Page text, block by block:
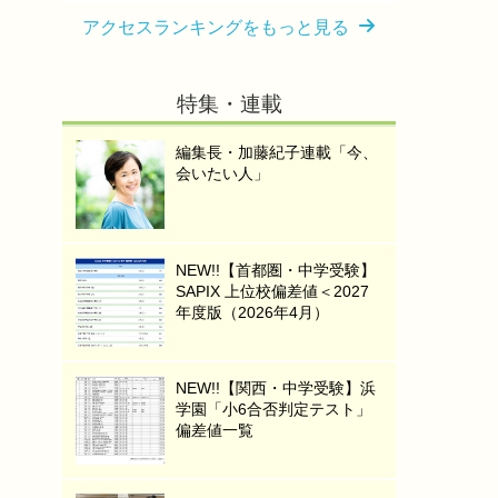
アクセスランキングをもっと見る
特集・連載
編集長・加藤紀子連載「今、
会いたい人」
NEW!!【首都圏・中学受験】
SAPIX 上位校偏差値＜2027
年度版（2026年4月）
NEW!!【関西・中学受験】浜
学園「小6合否判定テスト」
偏差値一覧